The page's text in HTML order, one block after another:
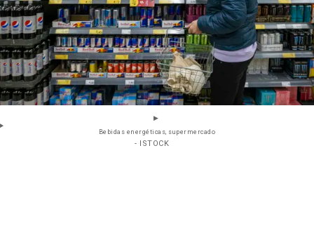
Bebidas energéticas, supermercado
- ISTOCK